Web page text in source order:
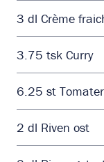
3 dl Crème
3.75 tsk Curry
6.25 st Tomater
2 dl Riven ost